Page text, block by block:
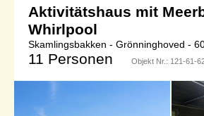
Aktivitätshaus mit
Whirlpool
Skamlingsbakken - Grönninghoved -
11 Personen Objekt Nr.: 121-61-